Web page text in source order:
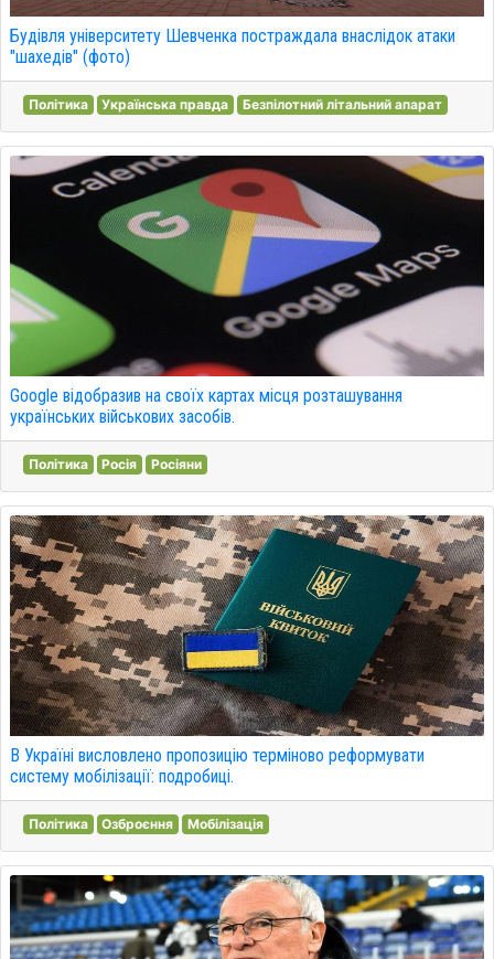
Будівля університету Шевченка постраждала внаслідок атаки
"шахедів" (фото)
Політика Українська правда Безпілотний літальний апарат
Google відобразив на своїх картах місця розташування
українських військових засобів.
Політика Росія Росіяни
В Україні висловлено пропозицію терміново реформувати
систему мобілізації: подробиці.
Політика Озброєння Мобілізація